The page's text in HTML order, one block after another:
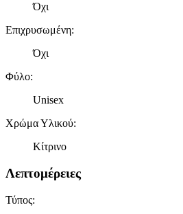
Όχι
Επιχρυσωμένη:
Όχι
Φύλο:
Unisex
Χρώμα Υλικού:
Κίτρινο
Λεπτομέρειες
Τύπος: